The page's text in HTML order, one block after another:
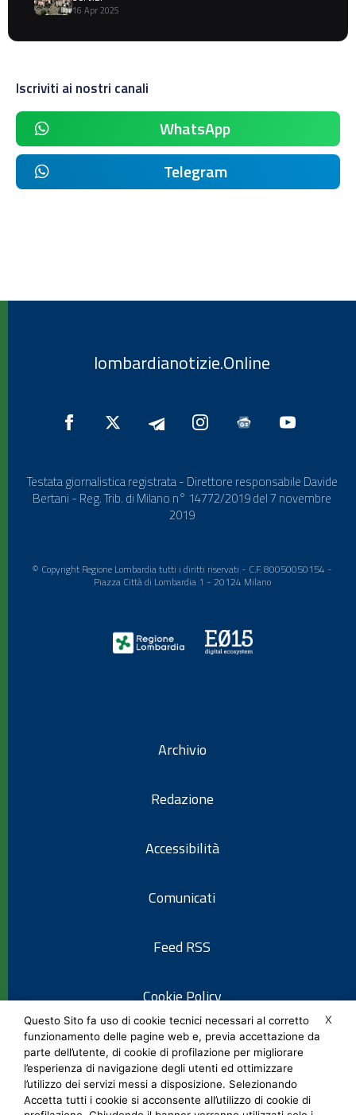
16 Apr 2025
Iscriviti ai nostri canali
WhatsApp
Telegram
lombardianotizie.Online
Testata giornalistica registrata - Direttore responsabile Davide
Bertani - Reg. Trib. di Milano n° 14772/2019 del 7 novembre
2019
© Copyright Regione Lombardia tutti i diritti riservati - C.F. 80050050154 -
Piazza Città di Lombardia 1 - 20124 Milano
Archivio
Redazione
Accessibilità
Comunicati
Feed RSS
Cookie Policy
Informativa privacy
Note legali
X
Questo Sito fa uso di cookie tecnici necessari al corretto
funzionamento delle pagine web e, previa accettazione da
parte dell’utente, di cookie di profilazione per migliorare
l’esperienza di navigazione degli utenti ed ottimizzare
l’utilizzo dei servizi messi a disposizione. Selezionando
Accetta tutti i cookie si acconsente all’utilizzo di cookie di